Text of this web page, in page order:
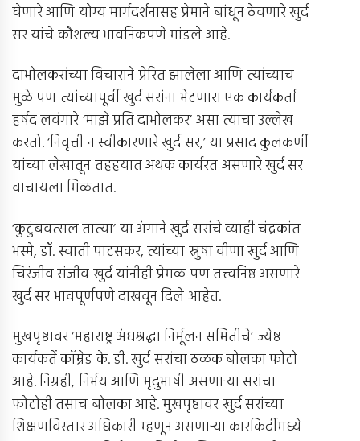
घेणारे आणि योग्य मार्गदर्शनासह प्रेमाने बांधून ठेवणारे खुर्द
सर यांचे कौशल्य भावनिकपणे मांडले आहे.
दाभोलकरांच्या विचाराने प्रेरित झालेला आणि त्यांच्याच
मुळे पण त्यांच्यापूर्वी खुर्द सरांना भेटणारा एक कार्यकर्ता
हर्षद लवंगारे ‘माझे प्रति दाभोलकर’ असा त्यांचा उल्लेख
करतो. ‘निवृत्ती न स्वीकारणारे खुर्द सर,’ या प्रसाद कुलकर्णी
यांच्या लेखातून तहहयात अथक कार्यरत असणारे खुर्द सर
वाचायला मिळतात.
‘कुटुंबवत्सल तात्या’ या अंगाने खुर्द सरांचे व्याही चंद्रकांत
भस्मे, डॉ. स्वाती पाटसकर, त्यांच्या स्नुषा वीणा खुर्द आणि
चिरंजीव संजीव खुर्द यांनीही प्रेमळ पण तत्त्वनिष्ठ असणारे
खुर्द सर भावपूर्णपणे दाखवून दिले आहेत.
मुखपृष्ठावर ‘महाराष्ट्र अंधश्रद्धा निर्मूलन समितीचे’ ज्येष्ठ
कार्यकर्ते कॉम्रेड के. डी. खुर्द सरांचा ठळक बोलका फोटो
आहे. निग्रही, निर्भय आणि मृदुभाषी असणार्‍या सरांचा
फोटोही तसाच बोलका आहे. मुखपृष्ठावर खुर्द सरांच्या
शिक्षणविस्तार अधिकारी म्हणून असणार्‍या कारकिर्दीमध्ये